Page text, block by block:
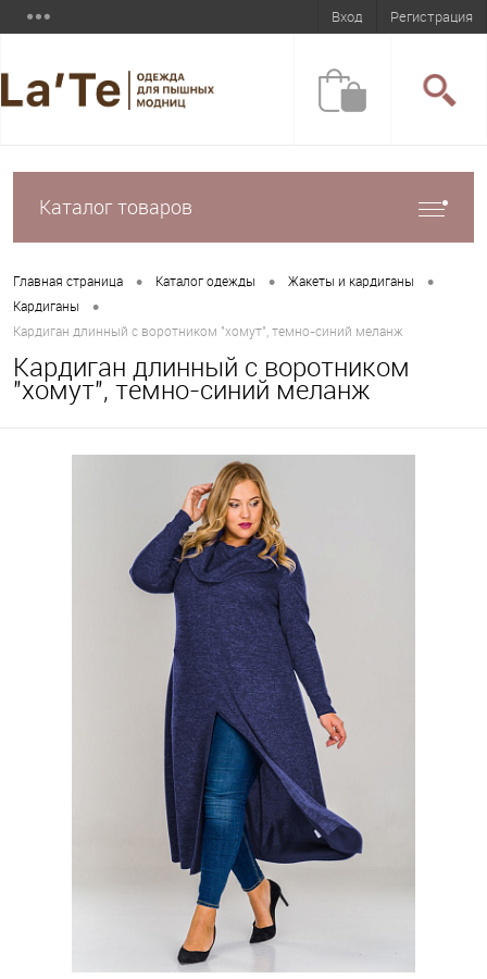
Вход Регистрация
Каталог товаров
Главная страница • Каталог одежды • Жакеты и кардиганы •
Кардиганы •
Кардиган длинный с воротником "хомут", темно-синий меланж
Кардиган длинный с воротником
"хомут", темно-синий меланж